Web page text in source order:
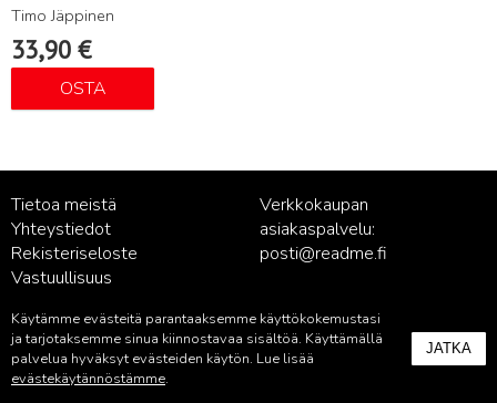
Timo Jäppinen
33,90 €
OSTA
Tietoa meistä
Yhteystiedot
Rekisteriseloste
Vastuullisuus
Verkkokaupan
asiakaspalvelu:
posti@readme.fi
Kustantamon asiakaspalvelu:
palvelu@readme.fi
Käytämme evästeitä parantaaksemme käyttökokemustasi
ja tarjotaksemme sinua kiinnostavaa sisältöä. Käyttämällä
palvelua hyväksyt evästeiden käytön. Lue lisää
evästekäytännöstämme.
JATKA